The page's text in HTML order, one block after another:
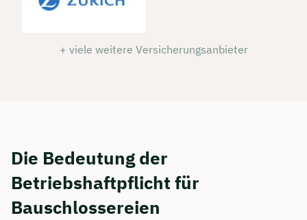
+ viele weitere Versicherungsanbieter
Die Bedeutung der
Betriebshaftpflicht für
Bauschlossereien